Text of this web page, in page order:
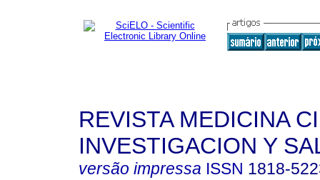
REVISTA MEDICINA
INVESTIGACION Y
versão impressa ISSN 1818-